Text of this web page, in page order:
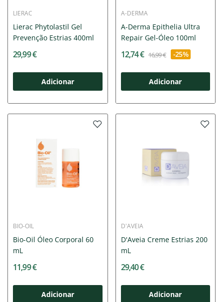
LIERAC
Lierac Phytolastil Gel
Prevenção Estrias 400ml
29,99 €
Adicionar
A-DERMA
A-Derma Epithelia Ultra
Repair Gel-Óleo 100ml
12,74 € 16,99 € -25%
Adicionar
BIO-OIL
Bio-Oil Óleo Corporal 60
mL
11,99 €
Adicionar
D'AVEIA
D'Aveia Creme Estrias 200
mL
29,40 €
Adicionar